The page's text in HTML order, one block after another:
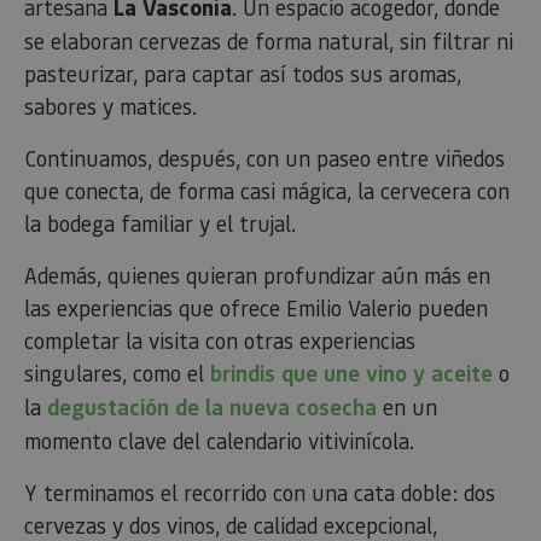
artesana La Vasconia . Un espacio acogedor, donde
se elaboran cervezas de forma natural, sin filtrar ni
pasteurizar, para captar así todos sus aromas,
sabores y matices.
Continuamos, después, con un paseo entre viñedos
que conecta, de forma casi mágica, la cervecera con
la bodega familiar y el trujal.
Además, quienes quieran profundizar aún más en
las experiencias que ofrece Emilio Valerio pueden
completar la visita con otras experiencias
singulares, como el brindis que une vino y aceite o
la degustación de la nueva cosecha en un
momento clave del calendario vitivinícola.
Y terminamos el recorrido con una cata doble: dos
cervezas y dos vinos, de calidad excepcional,
asociado
Google
Universal
análisis
Google
utilizado.
cookie
número
generado
como
incluye
solicitud
sesiones
pueden
enviarse a un
tercero para
su análisis y
elaboración